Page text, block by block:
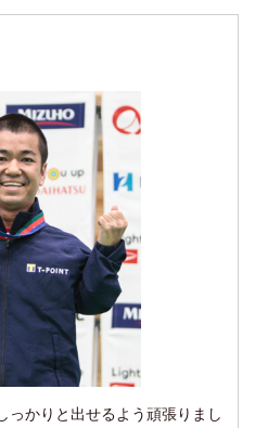
っかりと出せるよう頑張りまし